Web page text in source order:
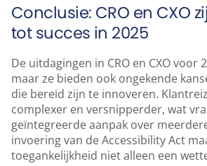
Conclusie: CRO en CXO
tot succes in 2025
De uitdagingen in CRO en CXO voor
maar ze bieden ook ongekende
die bereid zijn te innoveren.
complexer en versnipperder, wat
geïntegreerde aanpak over
invoering van de Accessibility Act
toegankelijkheid niet alleen een